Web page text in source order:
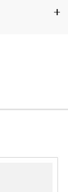
as
especial à
fã e votado
em conjuntos
você pode